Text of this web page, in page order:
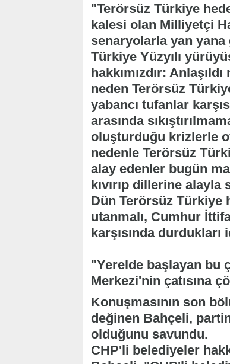
"Terörsüz Türkiye
kalesi olan Milliyetçi
senaryolarla yan
Türkiye Yüzyılı
hakkımızdır:
neden Terörsüz
yabancı tufanlar
arasında
oluşturduğu krizlerle
nedenle Terörsüz
alay edenler bugün
kıvırıp dillerine alayla
Dün Terörsüz Türkiye
utanmalı, Cumhur
karşısında durdukları
"Yerelde başlayan bu
Merkezi'nin çatısına
Konuşmasının son
değinen Bahçeli,
olduğunu savundu.
CHP'li belediyeler